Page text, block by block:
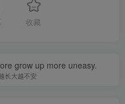
收藏
grow up more uneasy.
长大越不安